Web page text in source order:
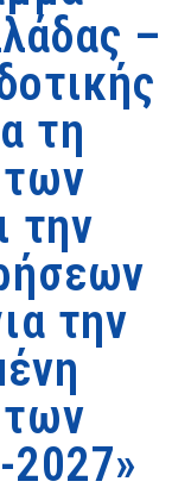
–
τη
των
την
την
των